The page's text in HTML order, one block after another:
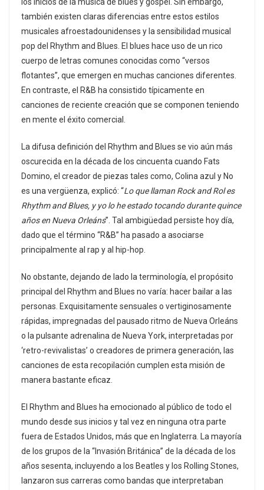
también existen claras diferencias entre estos estilos
musicales afroestadounidenses y la sensibilidad musical
pop del Rhythm and Blues. El blues hace uso de un rico
cuerpo de letras comunes conocidas como “versos
flotantes”, que emergen en muchas canciones diferentes.
En contraste, el R&B ha consistido típicamente en
canciones de reciente creación que se componen teniendo
en mente el éxito comercial.
La difusa definición del Rhythm and Blues se vio aún más
oscurecida en la década de los cincuenta cuando Fats
Domino, el creador de piezas tales como, Colina azul y No
es una vergüenza, explicó: “Lo que llaman Rock and Rol es
Rhythm and Blues, y yo lo he estado tocando durante quince
años en Nueva Orleáns”. Tal ambigüedad persiste hoy día,
dado que el término “R&B” ha pasado a asociarse
principalmente al rap y al hip-hop.
No obstante, dejando de lado la terminología, el propósito
principal del Rhythm and Blues no varía: hacer bailar a las
personas. Exquisitamente sensuales o vertiginosamente
rápidas, impregnadas del pausado ritmo de Nueva Orleáns
o la pulsante adrenalina de Nueva York, interpretadas por
‘retro-revivalistas’ o creadores de primera generación, las
canciones de esta recopilación cumplen esta misión de
manera bastante eficaz.
El Rhythm and Blues ha emocionado al público de todo el
mundo desde sus inicios y tal vez en ninguna otra parte
fuera de Estados Unidos, más que en Inglaterra. La mayoría
de los grupos de la “Invasión Británica” de la década de los
años sesenta, incluyendo a los Beatles y los Rolling Stones,
lanzaron sus carreras como bandas que interpretaban